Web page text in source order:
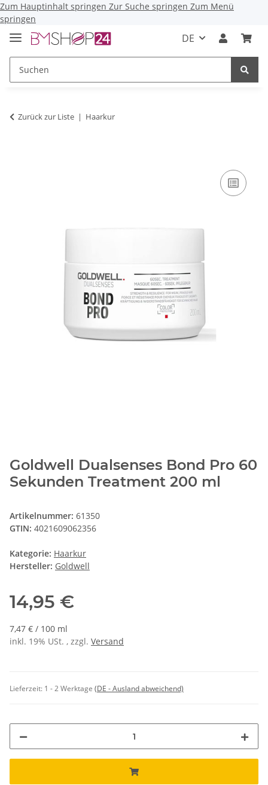
Zum Hauptinhalt springen Zur Suche springen Zum Menü
springen
DE
Zurück zur Liste Haarkur
Goldwell Dualsenses Bond Pro 60
Sekunden Treatment 200 ml
Artikelnummer: 61350
GTIN: 4021609062356
Kategorie: Haarkur
Hersteller: Goldwell
14,95 €
7,47 € / 100 ml
inkl. 19% USt. , zzgl. Versand
Lieferzeit: 1 - 2 Werktage (DE - Ausland abweichend)